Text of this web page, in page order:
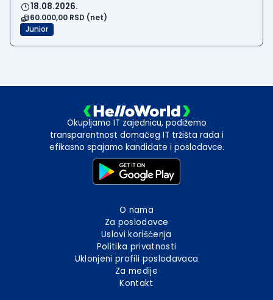
18.08.2026.
60.000,00 RSD (net)
Junior
Okupljamo IT zajednicu, podižemo
transparentnost domaćeg IT tržišta rada i
efikasno spajamo kandidate i poslodavce.
O nama
Za poslodavce
Uslovi korišćenja
Politika privatnosti
Uklonjeni profili poslodavaca
Za medije
Kontakt